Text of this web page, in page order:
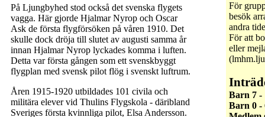
På Ljungbyhed stod också det svenska flygets
vagga. Här gjorde Hjalmar Nyrop och Oscar
Ask de första flygförsöken på våren 1910. Det
skulle dock dröja till slutet av augusti samma år
innan Hjalmar Nyrop lyckades komma i luften.
Detta var första gången som ett svenskbyggt
flygplan med svensk pilot flög i svenskt luftrum.
Åren 1915-1920 utbildades 101 civila och
militära elever vid Thulins Flygskola - däribland
Sveriges första kvinnliga pilot, Elsa Andersson.
För
besök
andra
För att
eller
Barn 7 -
Barn 0 -